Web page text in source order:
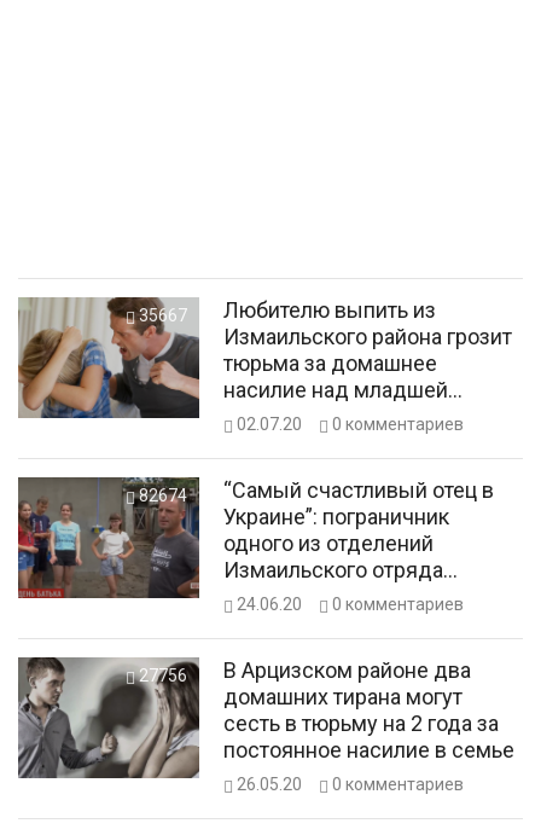
35667
Любителю выпить из
Измаильского района грозит
тюрьма за домашнее
насилие над младшей
сестрой и матерью
02.07.20 0 комментариев
82674
“Самый счастливый отец в
Украине”: пограничник
одного из отделений
Измаильского отряда
самостоятельно
24.06.20 0 комментариев
27756
В Арцизском районе два
домашних тирана могут
сесть в тюрьму на 2 года за
постоянное насилие в семье
26.05.20 0 комментариев